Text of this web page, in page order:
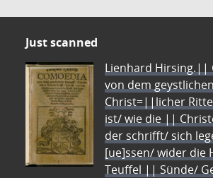
Just scanned
Lienhard Hirsing.||
von dem
Christ=||licher
ist/ wie die ||
der schrifft/ sich
[ue]ssen/ wider die
Teuffel || Sünde/